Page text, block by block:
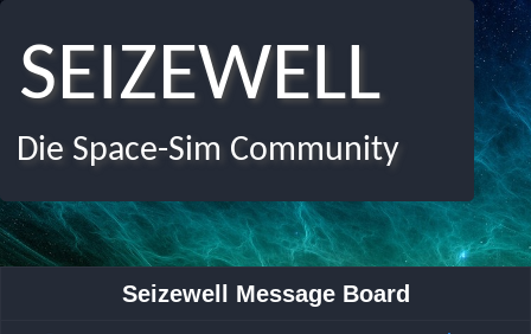
SEIZEWELL
Die Space-Sim Community
Seizewell Message Board